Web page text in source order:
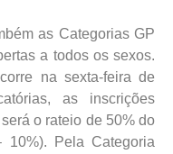
as Categorias GP
a todos os sexos.
na sexta-feira de
as inscrições
o rateio de 50% do
Pela Categoria